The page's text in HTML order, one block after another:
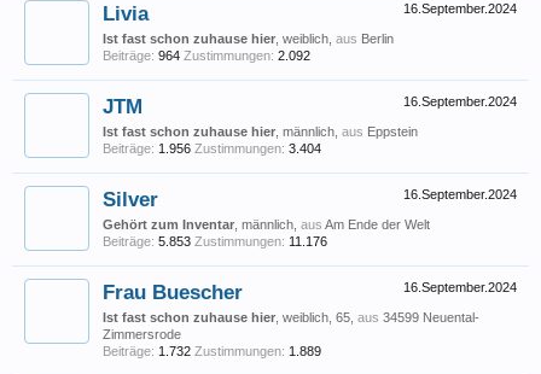
16.September.2024
Livia
Ist fast schon zuhause hier , weiblich, aus Berlin
Beiträge: 964 Zustimmungen: 2.092
16.September.2024
JTM
Ist fast schon zuhause hier , männlich, aus Eppstein
Beiträge: 1.956 Zustimmungen: 3.404
16.September.2024
Silver
Gehört zum Inventar , männlich, aus Am Ende der Welt
Beiträge: 5.853 Zustimmungen: 11.176
16.September.2024
Frau Buescher
Ist fast schon zuhause hier , weiblich, 65, aus 34599 Neuental-
Zimmersrode
Beiträge: 1.732 Zustimmungen: 1.889